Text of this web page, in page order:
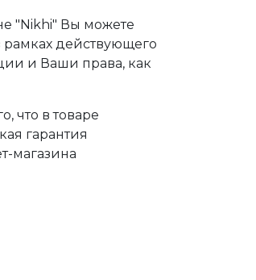
"Nikhi" Вы можете
рамках действующего
и Ваши права, как
что в товаре
гарантия
магазина